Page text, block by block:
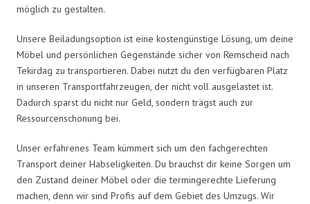
möglich zu gestalten.
Unsere Beiladungsoption ist eine kostengünstige Lösung, um deine
Möbel und persönlichen Gegenstände sicher von Remscheid nach
Tekirdag zu transportieren. Dabei nutzt du den verfügbaren Platz
in unseren Transportfahrzeugen, der nicht voll ausgelastet ist.
Dadurch sparst du nicht nur Geld, sondern trägst auch zur
Ressourcenschonung bei.
Unser erfahrenes Team kümmert sich um den fachgerechten
Transport deiner Habseligkeiten. Du brauchst dir keine Sorgen um
den Zustand deiner Möbel oder die termingerechte Lieferung
machen, denn wir sind Profis auf dem Gebiet des Umzugs. Wir